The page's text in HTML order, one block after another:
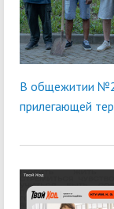
В общежитии №2
прилегающей